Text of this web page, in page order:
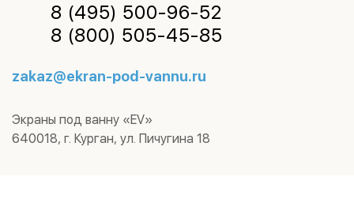
8 (495) 500-96-52
8 (800) 505-45-85
zakaz@ekran-pod-vannu.ru
Экраны под ванну «EV»
640018, г. Курган, ул. Пичугина 18